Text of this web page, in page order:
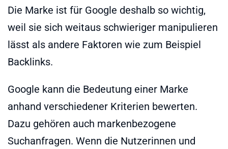
Die Marke ist für Google deshalb so wichtig,
weil sie sich weitaus schwieriger manipulieren
lässt als andere Faktoren wie zum Beispiel
Backlinks.
Google kann die Bedeutung einer Marke
anhand verschiedener Kriterien bewerten.
Dazu gehören auch markenbezogene
Suchanfragen. Wenn die Nutzerinnen und